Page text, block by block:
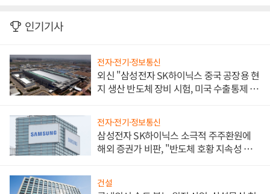
인기기사
전자·전기·정보통신
외신 "삼성전자 SK하이닉스 중국 공장용 현
지 생산 반도체 장비 시험, 미국 수출통제 대
전자·전기·정보통신
삼성전자 SK하이닉스 소극적 주주환원에
해외 증권가 비판, "반도체 호황 지속성 의
건설